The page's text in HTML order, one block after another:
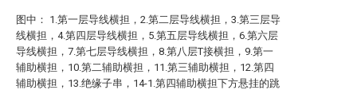
图中： 1.第一层导线横担，2.第二层导线横担，3.第三层导
线横担，4.第四层导线横担，5.第五层导线横担，6.第六层
导线横担，7.第七层导线横担，8.第八层T接横担，9.第一
辅助横担，10.第二辅助横担，11.第三辅助横担，12.第四
辅助横担，13.绝缘子串，14-1.第四辅助横担下方悬挂的跳